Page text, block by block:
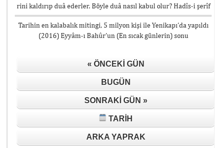
rini kaldırıp duâ ederler. Böyle duâ nasıl kabul olur? Hadîs-i şerîf
Tarihin en kalabalık mitingi, 5 milyon kişi ile Yenikapı’da yapıldı
(2016) Eyyâm-ı Bahûr’un (En sıcak günlerin) sonu
« ÖNCEKI GÜN
BUGÜN
SONRAKI GÜN »
TARIH
ARKA YAPRAK